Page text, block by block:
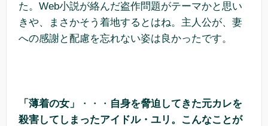
た。Web小説が絡んだ盗作問題がテーマかと思い
きや、まさかそう着地するとはね。主人公が、妻
への感謝と配慮を忘れない姿は良かったです。
「薄着の女」 ・・・ 自身を脅迫してきた元カレを
殺害してしまったアイドル・ユリ。こんなことが